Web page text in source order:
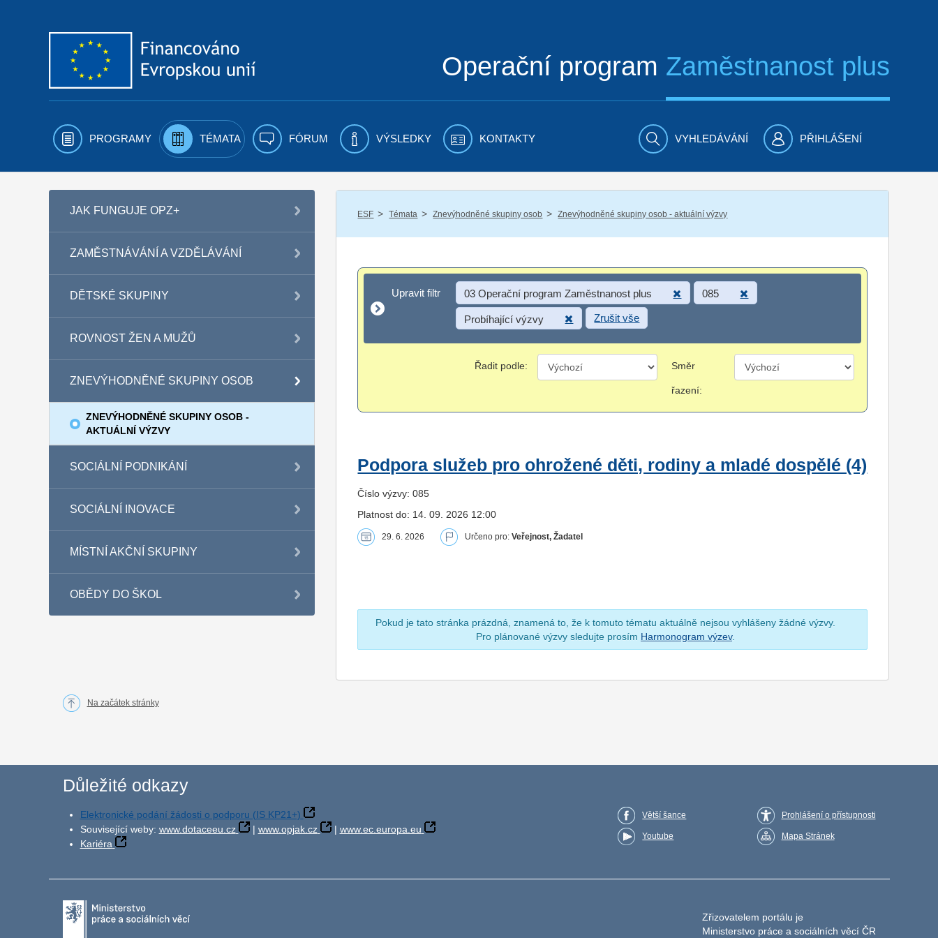
Operační program Zaměstnanost plus
PROGRAMY TÉMATA FÓRUM VÝSLEDKY KONTAKTY VYHLEDÁVÁNÍ PŘIHLÁŠENÍ
JAK FUNGUJE OPZ+
ZAMĚSTNÁVÁNÍ A VZDĚLÁVÁNÍ
DĚTSKÉ SKUPINY
ROVNOST ŽEN A MUŽŮ
ZNEVÝHODNĚNÉ SKUPINY OSOB
ZNEVÝHODNĚNÉ SKUPINY OSOB -
AKTUÁLNÍ VÝZVY
SOCIÁLNÍ PODNIKÁNÍ
SOCIÁLNÍ INOVACE
MÍSTNÍ AKČNÍ SKUPINY
OBĚDY DO ŠKOL
ESF / Témata / Znevýhodněné skupiny osob / Znevýhodněné skupiny osob - aktuální výzvy
Upravit filtr
Upravit filtr 03 Operační program Zaměstnanost plus 085
Probíhající výzvy Zrušit vše
Řadit podle: Směr
řazení:
Podpora služeb pro ohrožené děti, rodiny a mladé dospělé (4)
Číslo výzvy: 085
Platnost do: 14. 09. 2026 12:00
29. 6. 2026 Určeno pro:Veřejnost, Žadatel
Pokud je tato stránka prázdná, znamená to, že k tomuto tématu aktuálně nejsou vyhlášeny žádné výzvy.
Pro plánované výzvy sledujte prosím Harmonogram výzev.
Na začátek stránky
Důležité odkazy
Elektronické podání žádosti o podporu (IS KP21+)
Související weby: www.dotaceeu.cz | www.opjak.cz | www.ec.europa.eu
Kariéra
Větší šance
Youtube
Prohlášení o přístupnosti
Mapa Stránek
Zřizovatelem portálu je
Ministerstvo práce a sociálních věcí ČR